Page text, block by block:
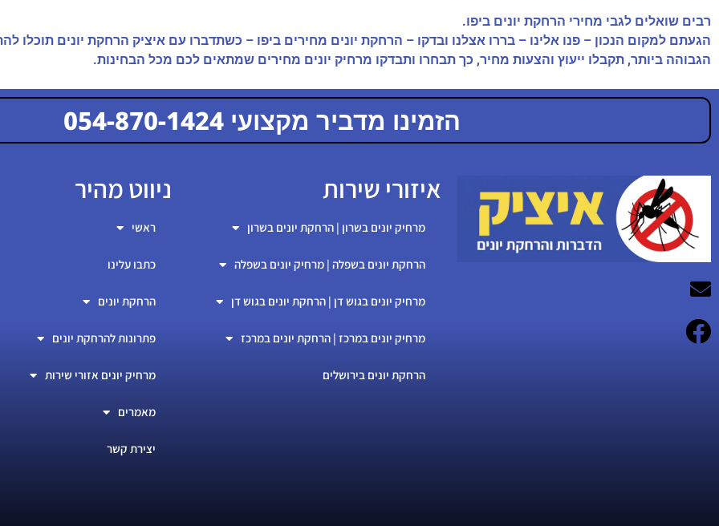
רבים שואלים לגבי מחירי הרחקת יונים ביפו.
הגעתם למקום הנכון – פנו אלינו – בררו אצלנו ובדקו – הרחקת יונים מחירים ביפו – כשתדברו עם איציק הרחקת יונים
הגבוהה ביותר, תקבלו ייעוץ והצעות מחיר, כך תבחרו ותבדקו מרחיק יונים מחירים שמתאים לכם מכל הבחינות.
הזמינו מדביר מקצועי 054-870-1424
054-870-1424
איזורי שירות
מרחיק יונים בשרון | הרחקת יונים בשרון
הרחקת יונים בשפלה | מרחיק יונים בשפלה
מרחיק יונים בגוש דן | הרחקת יונים בגוש דן
מרחיק יונים במרכז | הרחקת יונים במרכז
הרחקת יונים בירושלים
ניווט מהיר
ראשי
כתבו עלינו
הרחקת יונים
פתרונות להרחקת יונים
מרחיק יונים אזורי שירות
מאמרים
יצירת קשר